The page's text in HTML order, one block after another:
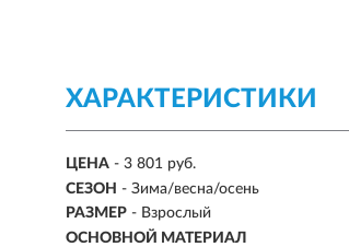
ХАРАКТЕРИСТИКИ
ЦЕНА - 3 801 руб.
СЕЗОН - Зима/весна/осень
РАЗМЕР - Взрослый
ОСНОВНОЙ МАТЕРИАЛ